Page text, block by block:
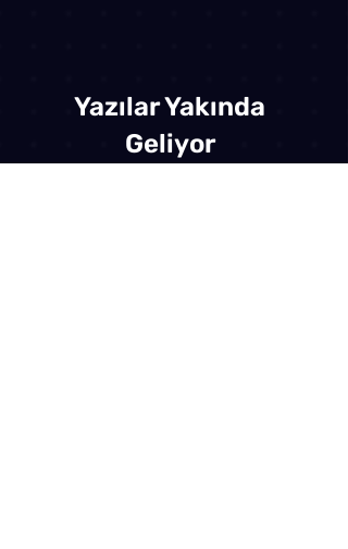
Yazılar Yakında
Geliyor